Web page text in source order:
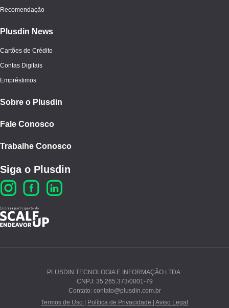
Ao continuar navegando, você concorda com nossos
ePolí­tica de Privacidade.
Recomendação
Plusdin News
Cartões de Crédito
Contas Digitais
Empréstimos
Sobre o Plusdin
Fale Conosco
Trabalhe Conosco
Siga o Plusdin
PLUSDIN TECNOLOGIA E INFORMAÇÃO LTDA.
CNPJ: 35.265.373/0001-79
Contato: contato@plusdin.com.br
Termos de Uso |
Política de Privacidade | Aviso Legal